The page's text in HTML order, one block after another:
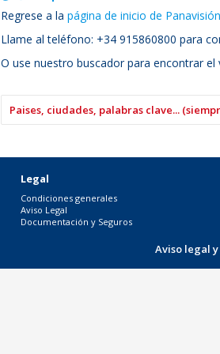
Regrese a la página de inicio de
Llame al teléfono: +34 915860800 para
O use nuestro buscador para encontrar el
Legal
Condiciones generales
Aviso Legal
Documentación y Seguros
Aviso legal